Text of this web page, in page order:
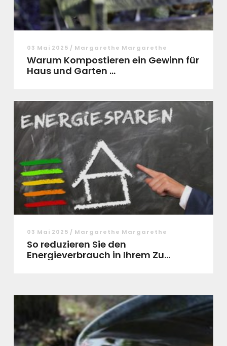
03 Mai 2025 / Margarethe Margarethe
Warum Kompostieren ein Gewinn für
Haus und Garten ...
03 Mai 2025 / Margarethe Margarethe
So reduzieren Sie den
Energieverbrauch in Ihrem Zu...